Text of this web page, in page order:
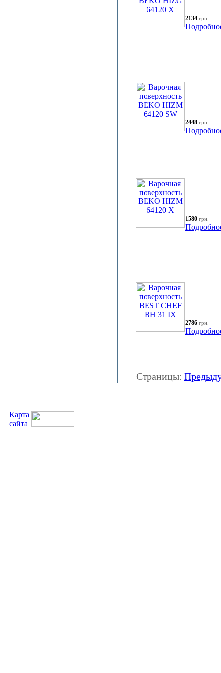
2134 грн.
2448 грн.
1580 грн.
2786 грн.
Страницы:
Карта
сайта